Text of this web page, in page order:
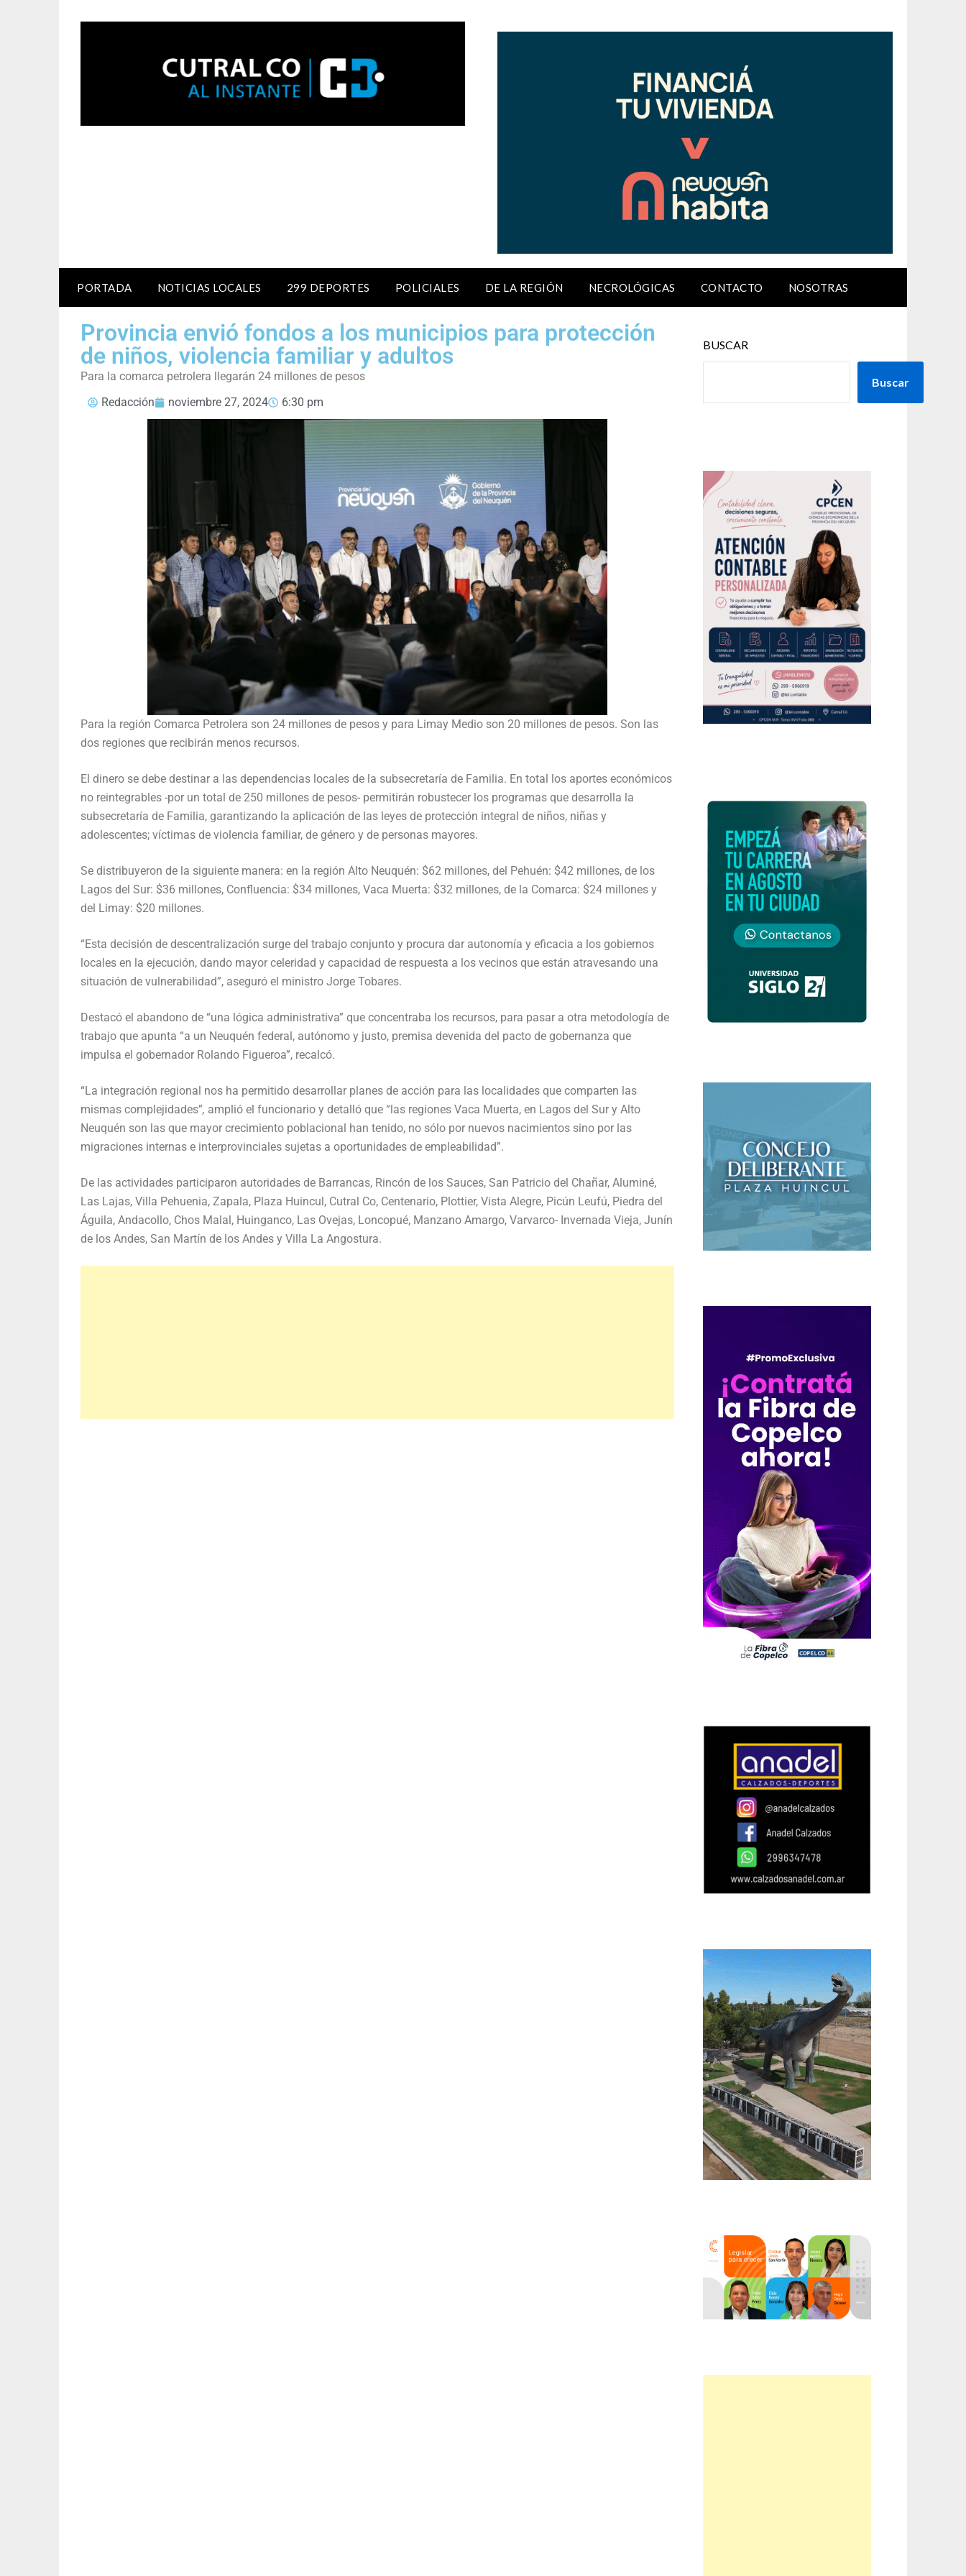
PORTADA NOTICIAS LOCALES 299 DEPORTES POLICIALES DE LA REGIÓN NECROLÓGICAS CONTACTO NOSOTRAS
Provincia envió fondos a los municipios para protección
de niños, violencia familiar y adultos
Para la comarca petrolera llegarán 24 millones de pesos
Redacción
noviembre 27, 2024 6:30 pm
Para la región Comarca Petrolera son 24 millones de pesos y para Limay Medio son 20 millones de pesos. Son las
dos regiones que recibirán menos recursos.
El dinero se debe destinar a las dependencias locales de la subsecretaría de Familia. En total los aportes económicos
no reintegrables -por un total de 250 millones de pesos- permitirán robustecer los programas que desarrolla la
subsecretaría de Familia, garantizando la aplicación de las leyes de protección integral de niños, niñas y
adolescentes; víctimas de violencia familiar, de género y de personas mayores.
Se distribuyeron de la siguiente manera: en la región Alto Neuquén: $62 millones, del Pehuén: $42 millones, de los
Lagos del Sur: $36 millones, Confluencia: $34 millones, Vaca Muerta: $32 millones, de la Comarca: $24 millones y
del Limay: $20 millones.
“Esta decisión de descentralización surge del trabajo conjunto y procura dar autonomía y eficacia a los gobiernos
locales en la ejecución, dando mayor celeridad y capacidad de respuesta a los vecinos que están atravesando una
situación de vulnerabilidad”, aseguró el ministro Jorge Tobares.
Destacó el abandono de “una lógica administrativa” que concentraba los recursos, para pasar a otra metodología de
trabajo que apunta “a un Neuquén federal, autónomo y justo, premisa devenida del pacto de gobernanza que
impulsa el gobernador Rolando Figueroa”, recalcó.
“La integración regional nos ha permitido desarrollar planes de acción para las localidades que comparten las
mismas complejidades”, amplió el funcionario y detalló que “las regiones Vaca Muerta, en Lagos del Sur y Alto
Neuquén son las que mayor crecimiento poblacional han tenido, no sólo por nuevos nacimientos sino por las
migraciones internas e interprovinciales sujetas a oportunidades de empleabilidad”.
De las actividades participaron autoridades de Barrancas, Rincón de los Sauces, San Patricio del Chañar, Aluminé,
Las Lajas, Villa Pehuenia, Zapala, Plaza Huincul, Cutral Co, Centenario, Plottier, Vista Alegre, Picún Leufú, Piedra del
Águila, Andacollo, Chos Malal, Huinganco, Las Ovejas, Loncopué, Manzano Amargo, Varvarco- Invernada Vieja, Junín
de los Andes, San Martín de los Andes y Villa La Angostura.
BUSCAR
Buscar